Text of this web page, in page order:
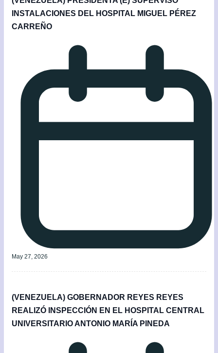
INSTALACIONES DEL HOSPITAL MIGUEL PÉREZ
CARREÑO
May 27, 2026
(VENEZUELA) GOBERNADOR REYES REYES
REALIZÓ INSPECCIÓN EN EL HOSPITAL CENTRAL
UNIVERSITARIO ANTONIO MARÍA PINEDA